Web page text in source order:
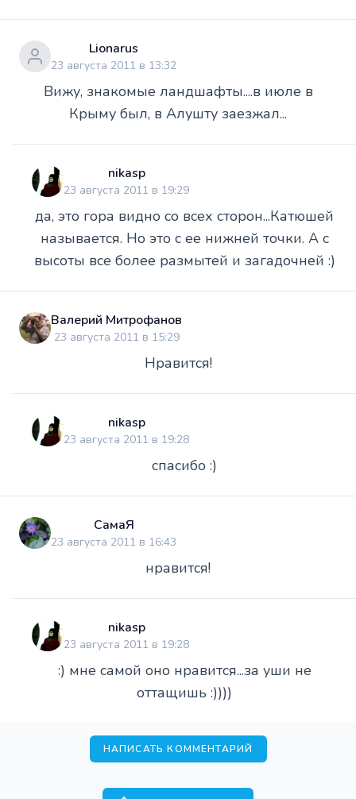
Lionarus
23 августа 2011 в 13:32
Вижу, знакомые ландшафты....в июле в
Крыму был, в Алушту заезжал...
nikasp
23 августа 2011 в 19:29
да, это гора видно со всех сторон...Катюшей
называется. Но это с ее нижней точки. А с
высоты все более размытей и загадочней :)
Валерий Митрофанов
23 августа 2011 в 15:29
Нравится!
nikasp
23 августа 2011 в 19:28
спасибо :)
СамаЯ
23 августа 2011 в 16:43
нравится!
nikasp
23 августа 2011 в 19:28
:) мне самой оно нравится...за уши не
оттащишь :))))
НАПИСАТЬ КОММЕНТАРИЙ